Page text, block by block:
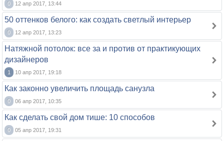
0 12 апр 2017, 13:44
50 оттенков белого: как создать светлый интерьер
0 12 апр 2017, 13:23
Натяжной потолок: все за и против от практикующих
дизайнеров
1 10 апр 2017, 19:18
Как законно увеличить площадь санузла
0 06 апр 2017, 10:35
Как сделать свой дом тише: 10 способов
0 05 апр 2017, 19:31